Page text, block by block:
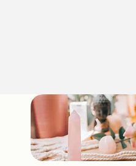
01